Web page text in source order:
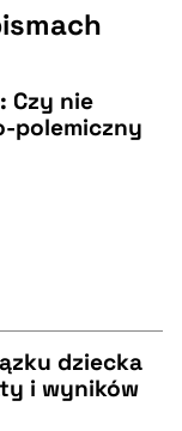
Czy nie
polemiczny
dziecka
i wyników